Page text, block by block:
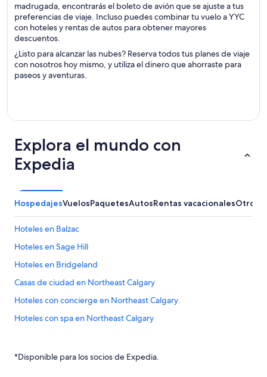
madrugada, encontrarás el boleto de avión que se ajuste a tus
preferencias de viaje. Incluso puedes combinar tu vuelo a YYC
con hoteles y rentas de autos para obtener mayores
descuentos.
¿Listo para alcanzar las nubes? Reserva todos tus planes de viaje
con nosotros hoy mismo, y utiliza el dinero que ahorraste para
paseos y aventuras.
Explora el mundo con
Expedia
HospedajesVuelosPaquetesAutosRentas vacacionalesOtros
Hoteles en Balzac
Hoteles en Sage Hill
Hoteles en Bridgeland
Casas de ciudad en Northeast Calgary
Hoteles con concierge en Northeast Calgary
Hoteles con spa en Northeast Calgary
Hoteles baratos en Northeast Calgary
*Disponible para los socios de Expedia.